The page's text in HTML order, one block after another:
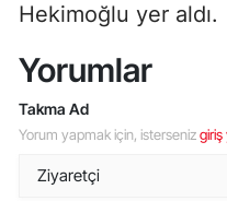
Hekimoğlu yer aldı.
Yorumlar
Takma Ad
Yorum yapmak için, istersenizgiriş